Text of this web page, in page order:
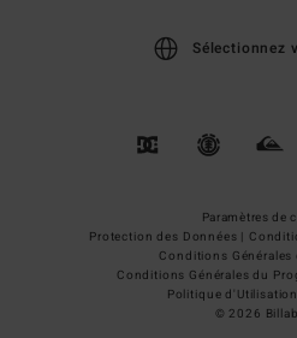
Sélectionnez
Paramètres de
Protection des Données |
Conditions
Conditions Générales du
Politique
© 2026